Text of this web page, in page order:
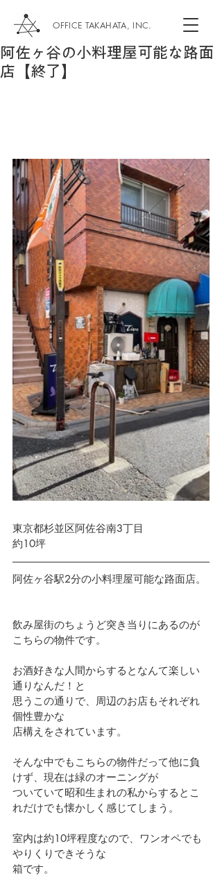
OFFICE TAKAHATA, INC.
阿佐ヶ谷の小料理屋可能な路面
店【終了】
東京都杉並区阿佐谷南3丁目
約10坪
阿佐ヶ谷駅2分の小料理屋可能な路面店。
飲み屋街のちょうど突き当りにあるのが
こちらの物件です。
お酒好きな人間からするとなんて楽しい
通りなんだ！と
思うこの通りで、周辺のお店もそれぞれ
個性豊かな
店構えをされています。
そんな中でもこちらの物件だって他に負
けず、現在は緑のオーニングが
ついていて昭和生まれの私からするとこ
れだけでも懐かしく感じてしまう。
室内は約10坪程度なので、ワンオペでも
やりくりできそうな
箱です。